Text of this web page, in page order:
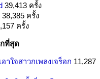
39,413 ครั้ง
38,385 ครั้ง
ครั้ง
ที่สุด
าใจสาวกเพลงเจร็อก 11,287